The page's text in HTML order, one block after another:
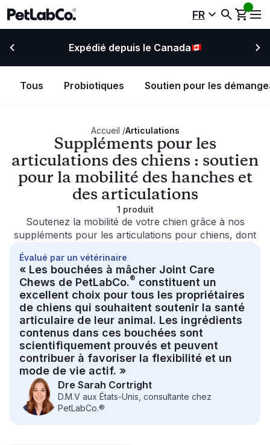
FR
Expédié depuis le Canada
Tous Probiotiques Soutien pour les
Accueil /Articulations
Suppléments pour les
articulations des chiens : soutien
pour la mobilité des hanches et
des articulations
1 produit
Soutenez la mobilité de votre chien grâce à nos
suppléments pour les articulations pour chiens, dont
bouchées à mâcher pour chiens sont conçues pour
favoriser le confort quotidien des hanches et des
articulations et pour contribuer à la gestion des
raideurs articulaires occasionnelles. Préparés à partir
d’ingrédients de première qualité tels que la
glucosamine, les oméga-3 et les moules vertes, nos
suppléments pour articulations pour chiens peuvent
soutenir la mobilité canine et favoriser un mode de vie
actif à tout âge.
Évalué par un vétérinaire
« Les bouchées à mâcher Joint Care
Chews de PetLabCo.® constituent un
excellent choix pour tous les propriétaires
de chiens qui souhaitent soutenir la santé
articulaire de leur animal. Les ingrédients
contenus dans ces bouchées sont
scientifiquement prouvés et peuvent
contribuer à favoriser la flexibilité et un
mode de vie actif. »
Dre Sarah Cortright
D.M.V aux États-Unis, consultante chez
PetLabCo.®